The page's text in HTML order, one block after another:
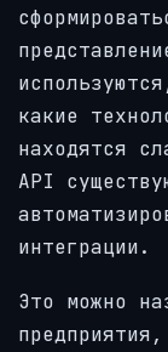
какие
находятся
API
интеграции.
Это можно